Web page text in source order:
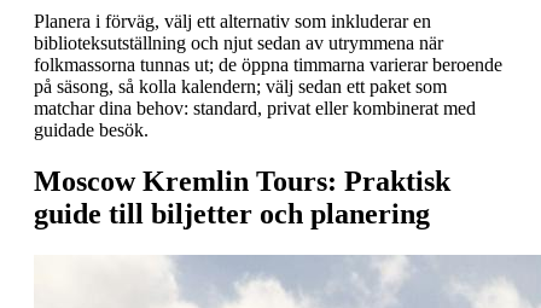
Planera i förväg, välj ett alternativ som inkluderar en
biblioteksutställning och njut sedan av utrymmena när
folkmassorna tunnas ut; de öppna timmarna varierar beroende
på säsong, så kolla kalendern; välj sedan ett paket som
matchar dina behov: standard, privat eller kombinerat med
guidade besök.
Moscow Kremlin Tours: Praktisk
guide till biljetter och planering